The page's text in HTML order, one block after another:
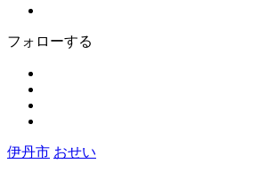
フォローする
伊丹市 おせい